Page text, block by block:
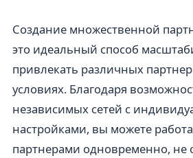
Создание множественной
это идеальный способ
привлекать различных
условиях. Благодаря
независимых сетей с
настройками, вы можете
партнерами одновременно, не